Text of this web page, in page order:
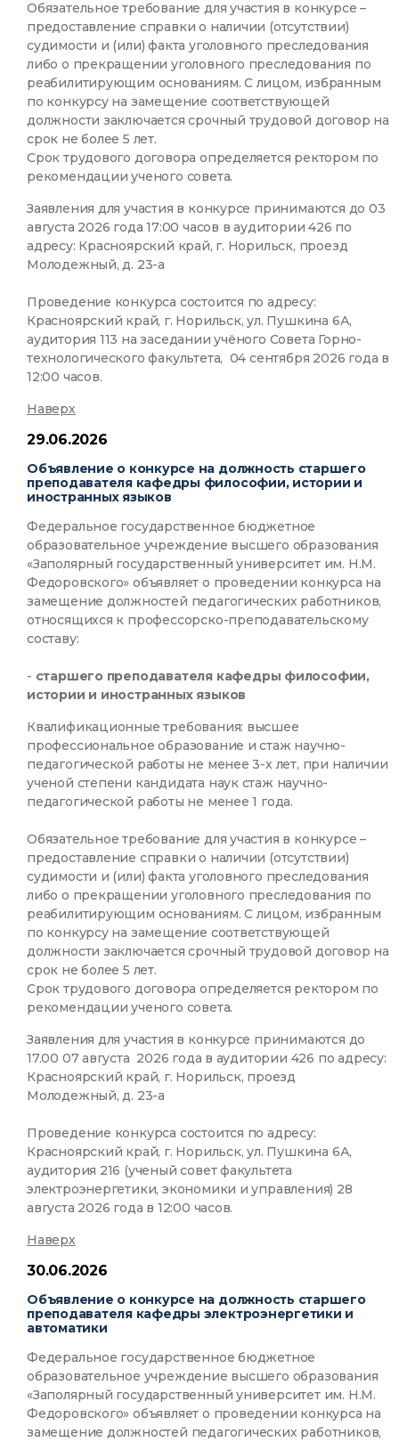
Обязательное требование для участия в конкурсе –
предоставление справки о наличии (отсутствии)
судимости и (или) факта уголовного преследования
либо о прекращении уголовного преследования по
реабилитирующим основаниям. С лицом, избранным
по конкурсу на замещение соответствующей
должности заключается срочный трудовой договор на
срок не более 5 лет.
Срок трудового договора определяется ректором по
рекомендации ученого совета.
Заявления для участия в конкурсе принимаются до 03
августа 2026 года 17:00 часов в аудитории 426 по
адресу: Красноярский край, г. Норильск, проезд
Молодежный, д. 23-а
Проведение конкурса состоится по адресу:
Красноярский край, г. Норильск, ул. Пушкина 6А,
аудитория 113 на заседании учёного Совета Горно-
технологического факультета, 04 сентября 2026 года в
12:00 часов.
Наверх
29.06.2026
Объявление о конкурсе на должность старшего
преподавателя кафедры философии, истории и
иностранных языков
Федеральное государственное бюджетное
образовательное учреждение высшего образования
«Заполярный государственный университет им. Н.М.
Федоровского» объявляет о проведении конкурса на
замещение должностей педагогических работников,
относящихся к профессорско-преподавательскому
составу:
- старшего преподавателя кафедры философии,
истории и иностранных языков
Квалификационные требования: высшее
профессиональное образование и стаж научно-
педагогической работы не менее 3-х лет, при наличии
ученой степени кандидата наук стаж научно-
педагогической работы не менее 1 года.
Обязательное требование для участия в конкурсе –
предоставление справки о наличии (отсутствии)
судимости и (или) факта уголовного преследования
либо о прекращении уголовного преследования по
реабилитирующим основаниям. С лицом, избранным
по конкурсу на замещение соответствующей
должности заключается срочный трудовой договор на
срок не более 5 лет.
Срок трудового договора определяется ректором по
рекомендации ученого совета.
Заявления для участия в конкурсе принимаются до
17.00 07 августа 2026 года в аудитории 426 по адресу:
Красноярский край, г. Норильск, проезд
Молодежный, д. 23-а
Проведение конкурса состоится по адресу:
Красноярский край, г. Норильск, ул. Пушкина 6А,
аудитория 216 (ученый совет факультета
электроэнергетики, экономики и управления) 28
августа 2026 года в 12:00 часов.
Наверх
30.06.2026
Объявление о конкурсе на должность старшего
преподавателя кафедры электроэнергетики и
автоматики
Федеральное государственное бюджетное
образовательное учреждение высшего образования
«Заполярный государственный университет им. Н.М.
Федоровского» объявляет о проведении конкурса на
замещение должностей педагогических работников,